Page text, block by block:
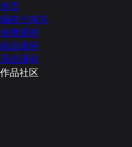
首页
编程大闯关
免费课程
精品课程
系统课程
作品社区